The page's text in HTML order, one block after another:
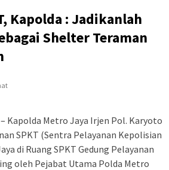
Kapolda : Jadikanlah
Shelter Teraman
– Kapolda Metro Jaya Irjen Pol. Karyoto
SPKT (Sentra Pelayanan Kepolisian
di Ruang SPKT Gedung Pelayanan
oleh Pejabat Utama Polda Metro